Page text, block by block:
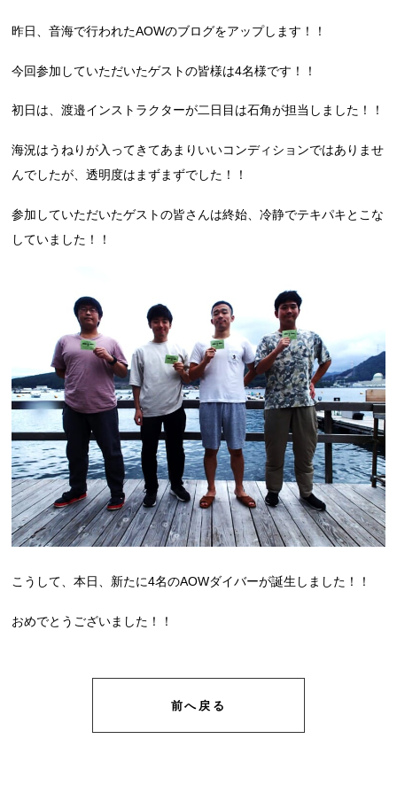
昨日、音海で行われたAOWのブログをアップします！！
今回参加していただいたゲストの皆様は4名様です！！
初日は、渡邉インストラクターが二日目は石角が担当しました！！
海況はうねりが入ってきてあまりいいコンディションではありませ
んでしたが、透明度はまずまずでした！！
参加していただいたゲストの皆さんは終始、冷静でテキパキとこな
していました！！
こうして、本日、新たに4名のAOWダイバーが誕生しました！！
おめでとうございました！！
前へ戻る